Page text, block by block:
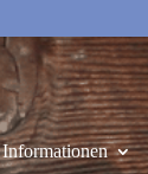
Informationen